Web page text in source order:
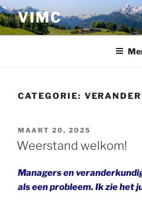
Ga
naar
de
VIMC
CATEGORIE:
GEPLAATST
OP
MAART 20, 2025
Weerstand welkom!
Managers en
als een probleem. Ik zie het